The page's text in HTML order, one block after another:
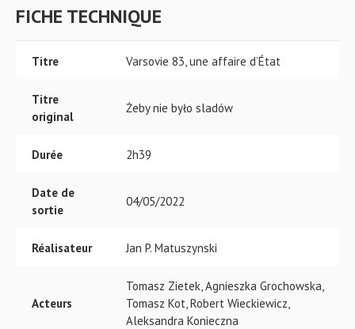
FICHE TECHNIQUE
Titre Varsovie 83, une affaire d’État
Titre
original
Żeby nie było sladów
Durée 2h39
Date de
sortie
04/05/2022
Réalisateur Jan P. Matuszynski
Acteurs
Tomasz Zietek, Agnieszka Grochowska,
Tomasz Kot, Robert Wieckiewicz,
Aleksandra Konieczna